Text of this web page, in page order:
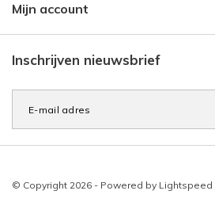
Mijn account
Inschrijven nieuwsbrief
© Copyright 2026 - Powered by Lightspeed